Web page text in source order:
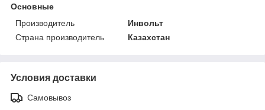
Основные
Производитель
Инвольт
Страна производитель
Казахстан
Условия доставки
Самовывоз